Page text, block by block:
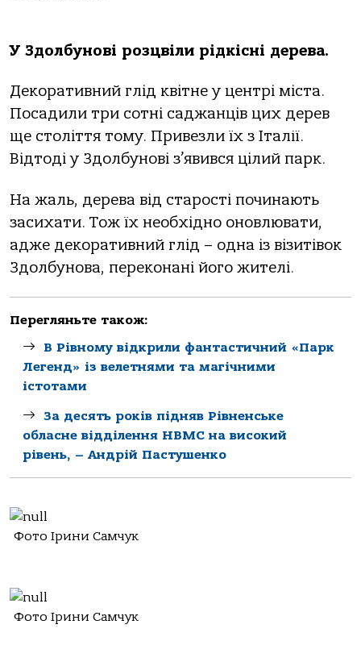
У Здолбунові розцвіли рідкісні дерева.
Декоративний глід квітне у центрі міста.
Посадили три сотні саджанців цих дерев
ще століття тому. Привезли їх з Італії.
Відтоді у Здолбунові з’явився цілий парк.
На жаль, дерева від старості починають
засихати. Тож їх необхідно оновлювати,
адже декоративний глід – одна із візитівок
Здолбунова, переконані його жителі.
Перегляньте також:
В Рівному відкрили фантастичний «Парк
Легенд» із велетнями та магічними
істотами
За десять років підняв Рівненське
обласне відділення НВМС на високий
рівень, – Андрій Пастушенко
Фото Ірини Самчук
Фото Ірини Самчук